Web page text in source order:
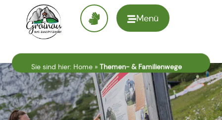
Menü
Zur
Sie sind hier: Home » Themen- & Familienwege